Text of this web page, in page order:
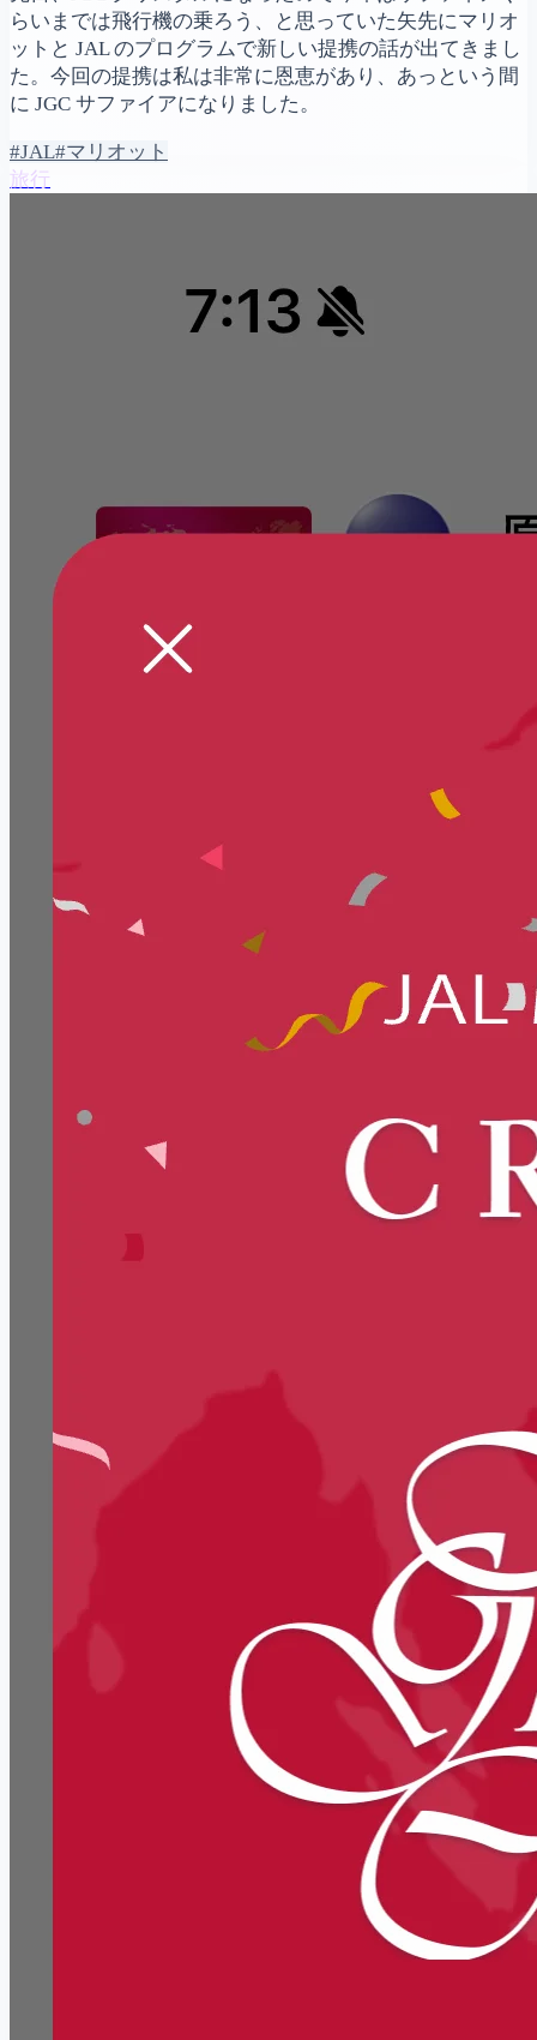
らいまでは飛行機の乗ろう、と思っていた矢先にマリオ
ットと JAL のプログラムで新しい提携の話が出てきまし
た。今回の提携は私は非常に恩恵があり、あっという間
に JGC サファイアになりました。
#JAL#マリオット
旅行